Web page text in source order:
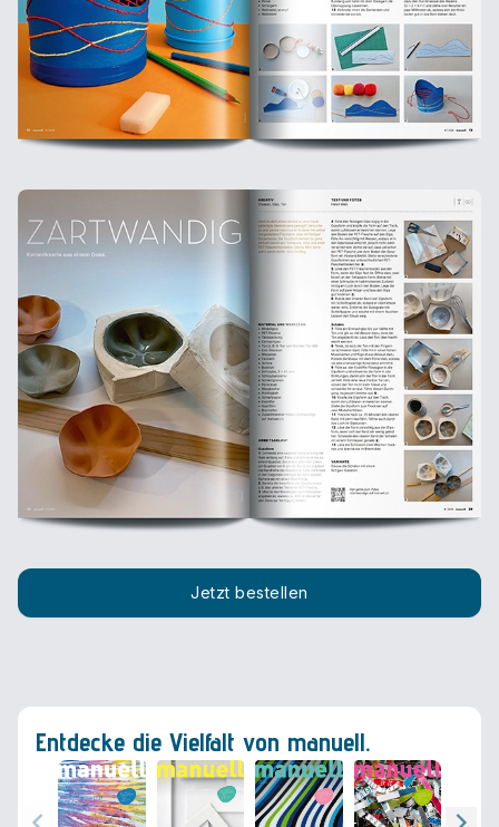
Jetzt bestellen
Entdecke die Vielfalt von manuell.